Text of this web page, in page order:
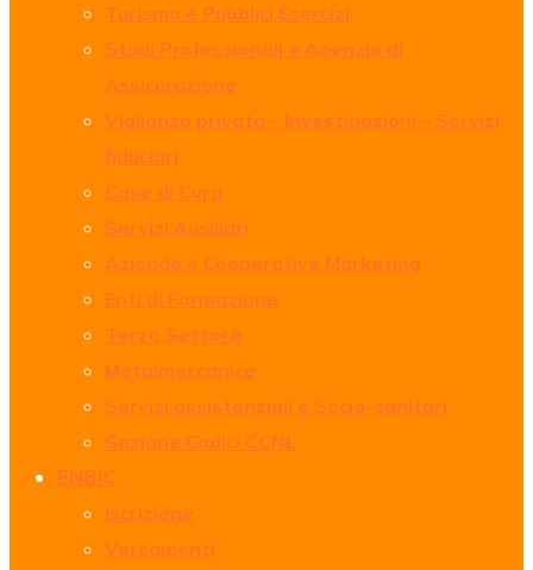
Turismo e Pubblici Esercizi
Studi Professionali e Agenzie di
Assicurazione
Vigilanza privata – Investigazioni – Servizi
fiduciari
Case di Cura
Servizi Ausiliari
Aziende e Cooperative Marketing
Enti di Formazione
Terzo Settore
Metalmeccanico
Servizi assistenziali e Socio-sanitari
Sezione Codici CCNL
ENBIC
Iscrizione
Versamenti